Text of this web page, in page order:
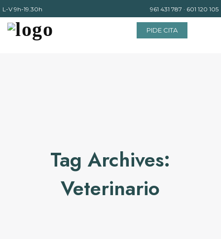
L-V9h-19.30h 961 431 787 · 601 120 105
PIDE CITA
INSTALACIONES
Tag Archives:
Veterinario